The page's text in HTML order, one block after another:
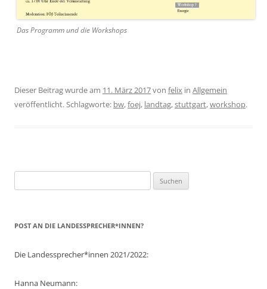
Das Programm und die Workshops
Dieser Beitrag wurde am 11. März 2017von felix in Allgemein
veröffentlicht. Schlagworte: bw,foej, landtag,stuttgart,workshop.
nach:
POST AN DIE LANDESSPRECHER*INNEN?
Die Landessprecher*innen 2021/2022:
Hanna Neumann: